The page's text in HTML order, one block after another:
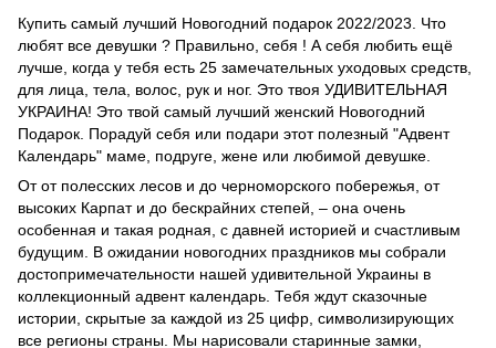
Купить самый лучший Новогодний подарок 2022/2023. Что
любят все девушки ? Правильно, себя ! А себя любить ещё
лучше, когда у тебя есть 25 замечательных уходовых средств,
для лица, тела, волос, рук и ног. Это твоя УДИВИТЕЛЬНАЯ
УКРАИНА! Это твой самый лучший женский Новогодний
Подарок. Порадуй себя или подари этот полезный "Адвент
Календарь" маме, подруге, жене или любимой девушке.
От от полесских лесов и до черноморского побережья, от
высоких Карпат и до бескрайних степей, – она очень
особенная и такая родная, с давней историей и счастливым
будущим. В ожидании новогодних праздников мы собрали
достопримечательности нашей удивительной Украины в
коллекционный адвент календарь. Тебя ждут сказочные
истории, скрытые за каждой из 25 цифр, символизирующих
все регионы страны. Мы нарисовали старинные замки,